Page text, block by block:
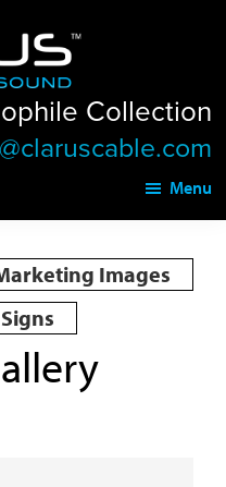
Collection
Menu
Images
Signs